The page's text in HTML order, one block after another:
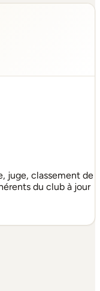
juge, classement de
du club à jour